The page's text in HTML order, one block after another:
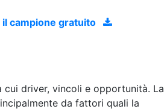
il campione gratuito
driver, vincoli e opportunità. La
da fattori quali la